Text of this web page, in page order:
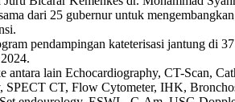
dari 25 gubernur untuk
pendampingan kateterisasi jantung di
antara lain Echocardiography, CT-
SPECT CT, Flow Cytometer, IHK,